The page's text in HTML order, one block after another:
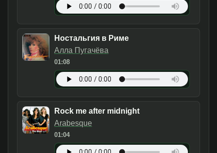
Ностальгия в Риме
Алла Пугачёва
01:08
Rock me after midnight
Arabesque
01:04